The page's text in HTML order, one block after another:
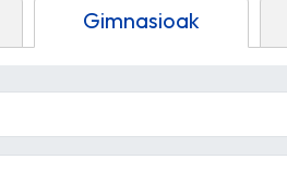
Gimnasioak